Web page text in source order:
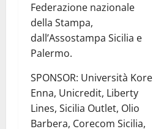
Federazione nazionale
della Stampa,
dall’Assostampa Sicilia e
Palermo.
SPONSOR: Università Kore
Enna, Unicredit, Liberty
Lines, Sicilia Outlet, Olio
Barbera, Corecom Sicilia,